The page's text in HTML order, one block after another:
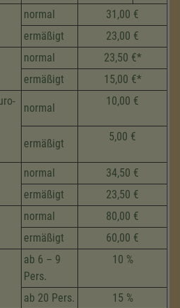
normal
31,00 €
ermäßigt
23,00 €
normal
23,50 €*
ermäßigt
15,00 €*
normal
10,00 €
ermäßigt
5,00 €
normal
34,50 €
ermäßigt
23,50 €
normal
80,00 €
ermäßigt
60,00 €
ab 6 – 9
Pers.
10 %
ab 20 Pers. 15 %